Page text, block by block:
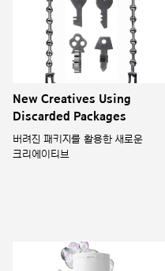
New Creatives Using
Discarded Packages
버려진 패키지를 활용한 새로운
크리에이티브